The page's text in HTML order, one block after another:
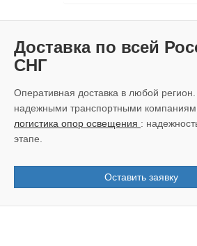
Доставка по всей
СНГ
Оперативная доставка в любой
надежными транспортными
логистика опор освещения :
этапе.
Оставить заявку